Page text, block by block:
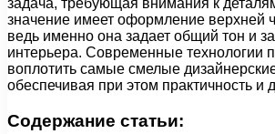
значение имеет оформление верхней
ведь именно она задает общий тон и
интерьера. Современные технологии
воплотить самые смелые
обеспечивая при этом практичность и
Содержание статьи: